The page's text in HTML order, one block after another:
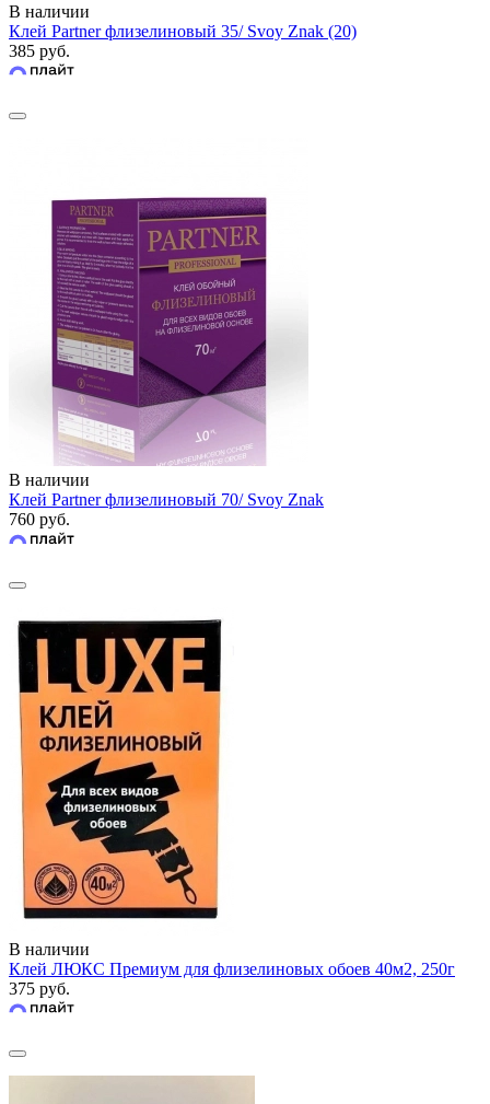
В наличии
Клей Partner флизелиновый 35/ Svoy Znak (20)
385 руб.
В наличии
Клей Partner флизелиновый 70/ Svoy Znak
760 руб.
В наличии
Клей ЛЮКС Премиум для флизелиновых обоев 40м2, 250г
375 руб.